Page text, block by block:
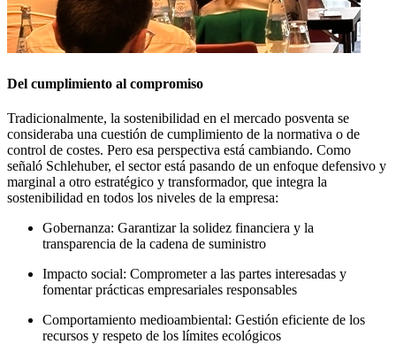
Del cumplimiento al compromiso
Tradicionalmente, la sostenibilidad en el mercado posventa se
consideraba una cuestión de cumplimiento de la normativa o de
control de costes. Pero esa perspectiva está cambiando. Como
señaló Schlehuber, el sector está pasando de un enfoque defensivo y
marginal a otro estratégico y transformador, que integra la
sostenibilidad en todos los niveles de la empresa:
Gobernanza: Garantizar la solidez financiera y la
transparencia de la cadena de suministro
Impacto social: Comprometer a las partes interesadas y
fomentar prácticas empresariales responsables
Comportamiento medioambiental: Gestión eficiente de los
recursos y respeto de los límites ecológicos